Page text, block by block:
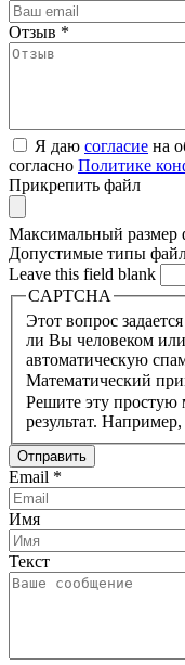
Отзыв *
Я даю согласие на
согласно Политике
Прикрепить файл
Максимальный размер
Допустимые типы
Leave this field blank
CAPTCHA
Этот вопрос
ли Вы человеком или
автоматическую
Математический
Решите эту простую
результат.
Email *
Имя
Текст